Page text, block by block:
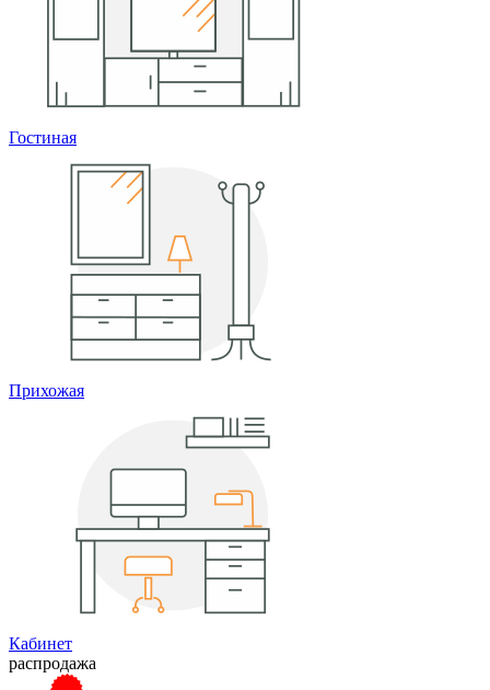
Гостиная
Прихожая
Кабинет
распродажа